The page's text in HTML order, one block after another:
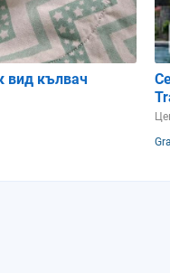
вид кълвач